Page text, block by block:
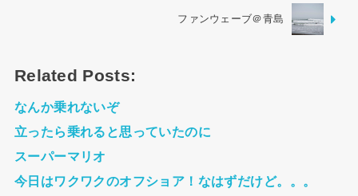
ファンウェーブ＠青島
Related Posts:
なんか乗れないぞ
立ったら乗れると思っていたのに
スーパーマリオ
今日はワクワクのオフショア！なはずだけど。。。